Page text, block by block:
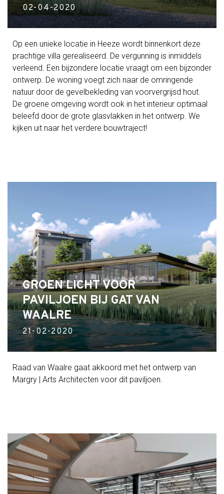
02-04-2020
Op een unieke locatie in Heeze wordt binnenkort deze
prachtige villa gerealiseerd. De vergunning is inmiddels
verleend. Een bijzondere locatie vraagt om een bijzonder
ontwerp. De woning voegt zich naar de omringende
natuur door de gevelbekleding van voorvergrijsd hout.
De groene omgeving wordt ook in het interieur optimaal
beleefd door de grote glasvlakken in het ontwerp. We
kijken uit naar het verdere bouwtraject!
GROEN LICHT VOOR
PAVILJOEN BIJ GAT VAN
WAALRE
21-02-2020
Raad van Waalre gaat akkoord met het ontwerp van
Margry | Arts Architecten voor dit paviljoen.